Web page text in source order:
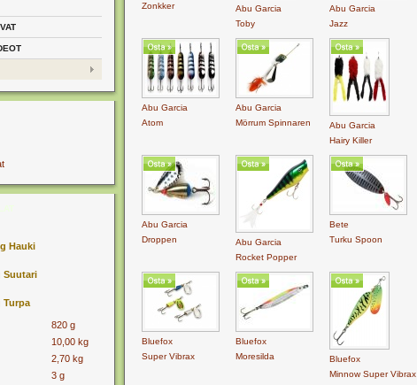
Hauki
Suutari
Turpa
820 g
10,00 kg
2,70 kg
3 g
Zonkker
Abu Garcia
Toby
Abu Garcia
Jazz
Abu Garcia
Atom
Abu Garcia
Mörrum Spinnaren
Abu Garcia
Hairy Killer
Abu Garcia
Droppen
Abu Garcia
Rocket Popper
Bete
Turku Spoon
Bluefox
Super Vibrax
Bluefox
Moresilda
Bluefox
Minnow Super Vibrax